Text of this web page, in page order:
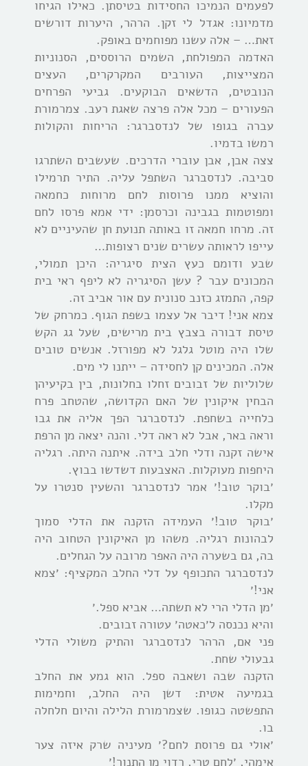
לפעמים הנמיכו החסידות בטיסתן. כאילו הגיחו
מדמיונו: אגדל לי זקן. הרהר, היערות דורשים
זאת… – אלה עשנו מפוחמים באופק.
האדמה המפולחת, השמים הרוססים, הסנוניות
המצייצות, העורבים המקרקרים, העצים
הנובטים, הדשאים הבוקעים. גביעי הפרחים
הפעורים – מכל אלה פרצה שאגת רעב. צמרמורת
עברה בגופו של לנדסברגר: הריחות והקולות
רמשו בדמיו.
צצה אבן, אבן עוברי הדרכים. שעשבים השתרגו
סביבה. לנדסברגר השתפל עליה. התיר תרמילו
והוציא ממנו פרוסות לחם מרוחות כחמאה
ומפוטמות בגבינה וכרסמן: ידי אמא פרסו לחם
זה. מרחו חמאה זו באותה תנועת חן שהעיניים לא
עייפו לראותה עשרים שנים רצופות…
שבע ודומם כעץ הצית סיגריה: היכן תמולי,
המכונים עבר ? עשן הסיגריה לא ליפף ראי בית
קפה, התמזג כזנב סנונית עם אור אביב זה.
צמא אני! דיבר אל עצמו בשפת הגוף. כמרחק של
טיסת דבורה בצבץ בית מרישים, שעל גג הקש
שלו היה מוטל גלגל לא מפורזל. אנשים טובים
אלה. המכינים קן לחסידה – ייתנו לי מים.
שלוליות של זבובים זחלו בחלונות, בין בקיעיהן
הבחין איקונין של האם הקדושה, שהטחב פרח
כלחייה בשחפת. לנדסברגר הפך אליה את גבו
וראה באר, אבל לא ראה דלי. והנה יצאה מן הרפת
אישה זקנה ודלי חלב בידה. איתנה היתה. רגליה
היחפות מעוקלות. האצבעות דשדשו בבוץ.
׳בוקר טוב!׳ אמר לנדסברגר והשעין סנטרו על
מקלו.
׳בוקר טוב!׳ העמידה הזקנה את הדלי סמוך
לבהונות רגליה. משהו מן האיקונין הטחוב היה
בה, גם בשערה היה האפר מרובה על הגחלים.
לנדסברגר התכופף על דלי החלב המקציף: ׳צמא
אני!׳
׳מן הדלי הרי לא תשתה… אביא ספל.׳
והיא נכנסה ל׳כאטה׳ עטורה זבובים.
פני אם, הרהר לנדסברגר והתיק משולי הדלי
גבעולי שחת.
הזקנה שבה ושאבה ספל. הוא גמע את החלב
בגמיעה אטית: דשן היה החלב, וחמימות
התפשטה כגופו. שצמרמורת הלילה והיום חלחלה
בו.
׳אולי גם פרוסת לחם?׳ מעיניה שרק איזה צער
אימהי, ׳לחם טרי, רדוי מן התנור!׳